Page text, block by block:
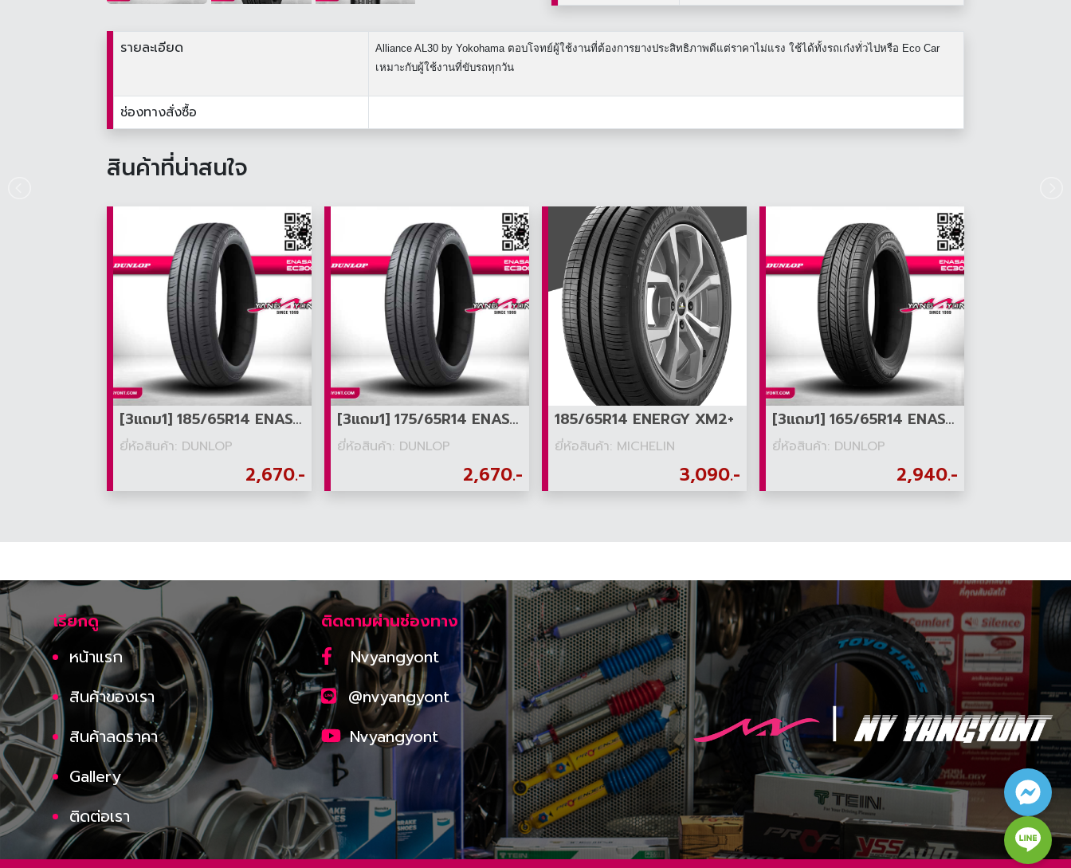
รายละเอียด
Alliance AL30 by Yokohama ตอบโจทย์ผู้ใช้งานที่ต้องการยางประสิทธิภาพดีแต่ราคาไม่แรง ใช้ได้ทั้งรถเก๋งทั่วไปหรือ Eco Car
เหมาะกับผู้ใช้งานที่ขับรถทุกวัน
ช่องทางสั่งซื้อ
สินค้าที่น่าสนใจ
[3แถม1] 185/65R14 ENASAVE EC300+
ยี่ห้อสินค้า: DUNLOP
2,670.-
[3แถม1] 175/65R14 ENASAVE EC300+
ยี่ห้อสินค้า: DUNLOP
2,670.-
185/65R14 ENERGY XM2+
ยี่ห้อสินค้า: MICHELIN
3,090.-
[3แถม1] 165/65R14 ENASAVE EC300
ยี่ห้อสินค้า: DUNLOP
2,940.-
เรียกดู
หน้าแรก
สินค้าของเรา
สินค้าลดราคา
Gallery
ติดต่อเรา
ติดตามผ่านช่องทาง
Nvyangyont
@nvyangyont
Nvyangyont